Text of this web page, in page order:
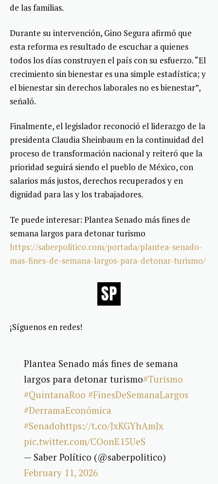
de las familias.
Durante su intervención, Gino Segura afirmó que
esta reforma es resultado de escuchar a quienes
todos los días construyen el país con su esfuerzo. “El
crecimiento sin bienestar es una simple estadística; y
el bienestar sin derechos laborales no es bienestar”,
señaló.
Finalmente, el legislador reconoció el liderazgo de la
presidenta Claudia Sheinbaum en la continuidad del
proceso de transformación nacional y reiteró que la
prioridad seguirá siendo el pueblo de México, con
salarios más justos, derechos recuperados y en
dignidad para las y los trabajadores.
Te puede interesar: Plantea Senado más fines de
semana largos para detonar turismo
https://saberpolitico.com/portada/plantea-senado-
mas-fines-de-semana-largos-para-detonar-turismo/
¡Síguenos en redes!
Plantea Senado más fines de semana
largos para detonar turismo#Turismo
#QuintanaRoo #FinesDeSemanaLargos
#DerramaEconómica
#Senadohttps://t.co/JxKGYhAmJx
pic.twitter.com/COonE15UeS
— Saber Político (@saberpolitico)
February 11, 2026